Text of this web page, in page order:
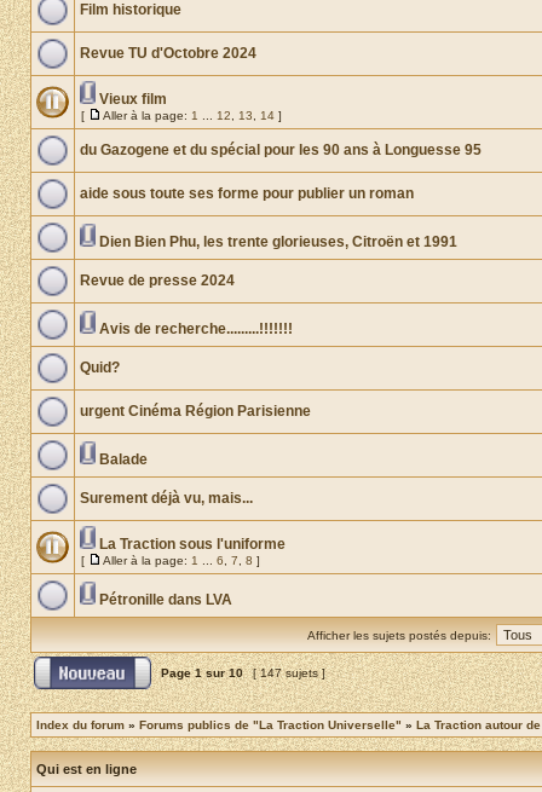
Film historique
Revue TU d'Octobre 2024
Vieux film
[ Aller à la page: 1 12 13 14 ]
du Gazogene et du spécial pour les 90 ans à Longuesse 95
aide sous toute ses forme pour publier un roman
Dien Bien Phu, les trente glorieuses, Citroën et 1991
Revue de presse 2024
Avis de recherche.........!!!!!!!
Quid?
urgent Cinéma Région Parisienne
Balade
Surement déjà vu, mais...
La Traction sous l'uniforme
[ Aller à la page: 1 6 7 8 ]
Pétronille dans LVA
Afficher les sujets postés depuis:
Page1sur10 [ 147 sujets ]
Index du forum » Forums publics de "La Traction Universelle" » La Traction autour
Qui est en ligne